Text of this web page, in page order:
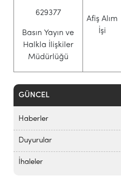
GÜNCEL
Haberler
Duyurular
İhaleler
629377
Basın Yayın ve
Halkla İlişkiler
Müdürlüğü
Afiş Alım
İşi